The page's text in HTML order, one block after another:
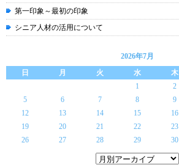
第一印象～最初の印象
シニア人材の活用について
2026年7月
日
月 火 水 木
1
2
5
6 7 8 9
12
13 14 15 16
19
20 21 22 23
26
27 28 29 30